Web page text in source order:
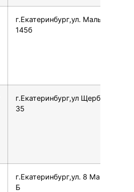
г.Екатеринбург,ул. Малышева,
145б
г.Екатеринбург,ул Щербакова,
35
г.Екатеринбург,ул. 8 Марта, 146
Б